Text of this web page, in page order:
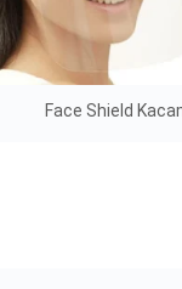
Face Shield